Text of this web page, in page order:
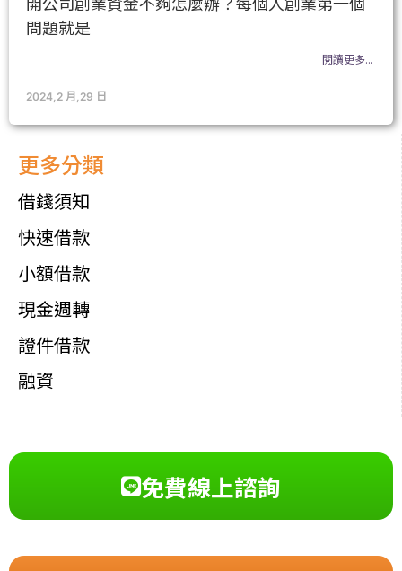
更多分類
借錢須知
快速借款
小額借款
現金週轉
證件借款
融資
問題就是
閱讀更多...
2024,2 月,29 日
免費線上諮詢